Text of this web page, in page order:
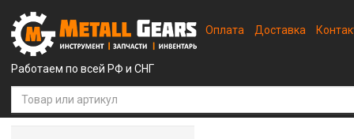
Работаем по всей РФ и СНГ
Оплата Доставка